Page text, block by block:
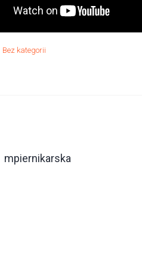
Bez kategorii
mpiernikarska